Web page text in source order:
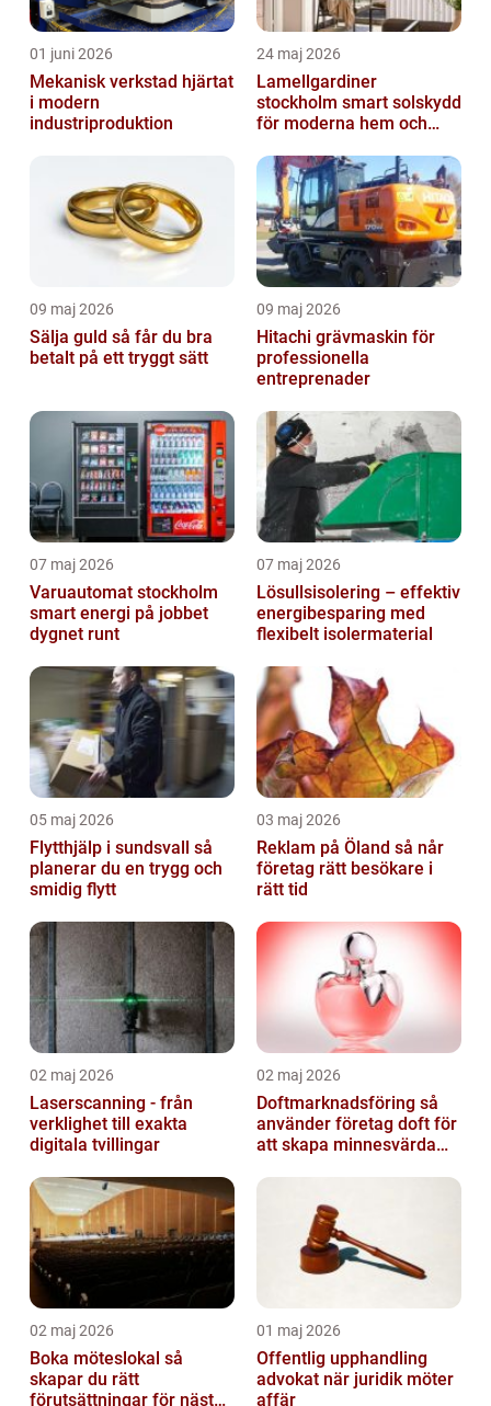
01 juni 2026
Mekanisk verkstad hjärtat
i modern
industriproduktion
24 maj 2026
Lamellgardiner
stockholm smart solskydd
för moderna hem och
09 maj 2026
Sälja guld så får du bra
betalt på ett tryggt sätt
09 maj 2026
Hitachi grävmaskin för
professionella
entreprenader
07 maj 2026
Varuautomat stockholm
smart energi på jobbet
dygnet runt
07 maj 2026
Lösullsisolering – effektiv
energibesparing med
flexibelt isolermaterial
05 maj 2026
Flytthjälp i sundsvall så
planerar du en trygg och
smidig flytt
03 maj 2026
Reklam på Öland så når
företag rätt besökare i
rätt tid
02 maj 2026
Laserscanning - från
verklighet till exakta
digitala tvillingar
02 maj 2026
Doftmarknadsföring så
använder företag doft för
att skapa minnesvärda
02 maj 2026
Boka möteslokal så
skapar du rätt
förutsättningar för nästa
01 maj 2026
Offentlig upphandling
advokat när juridik möter
affär